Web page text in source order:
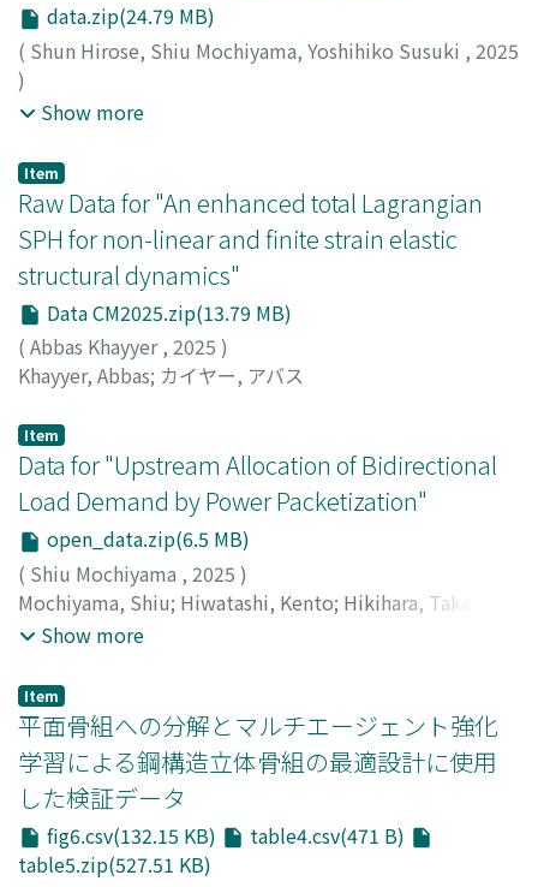
data.zip(24.79 MB)
( Shun Hirose, Shiu Mochiyama, Yoshihiko Susuki , 2025
)
Hirose, Shun;Mochiyama, Shiu
スキ, ヨシヒコ
Show more
Item
Raw Data for "An enhanced total Lagrangian
SPH for non-linear and finite strain elastic
structural dynamics"
Data CM2025.zip(13.79 MB)
( Abbas Khayyer, 2025 )
Khayyer, Abbas; カイヤー, アバス
Item
Data for "Upstream Allocation of Bidirectional
Load Demand by Power Packetization"
open_data.zip(6.5 MB)
( Shiu Mochiyama , 2025 )
Mochiyama, Shiu; Hiwatashi, Kento; Hikihara, Takashi
持山, 志宇;樋渡, 建人
Show more
Item
平面骨組への分解とマルチエージェント強化
学習による鋼構造立体骨組の最適設計に使用
した検証データ
fig6.csv(132.15 KB)
table4.csv(471 B)
table5.zip(527.51 KB)